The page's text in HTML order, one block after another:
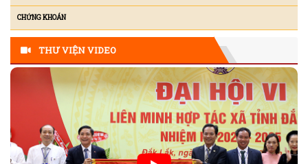
THƯ VIỆN VIDEO